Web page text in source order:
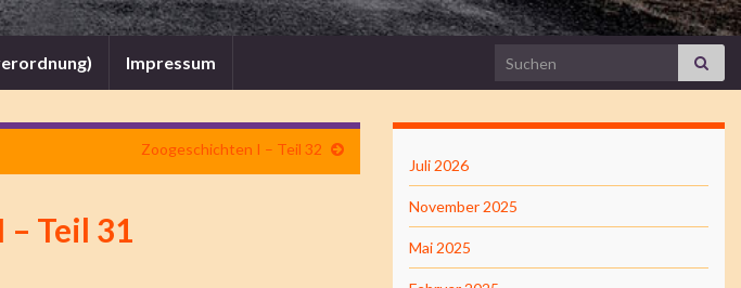
Impressum Search for:
Zoogeschichten I – Teil 32
Teil 31
Juli 2026
November 2025
Mai 2025